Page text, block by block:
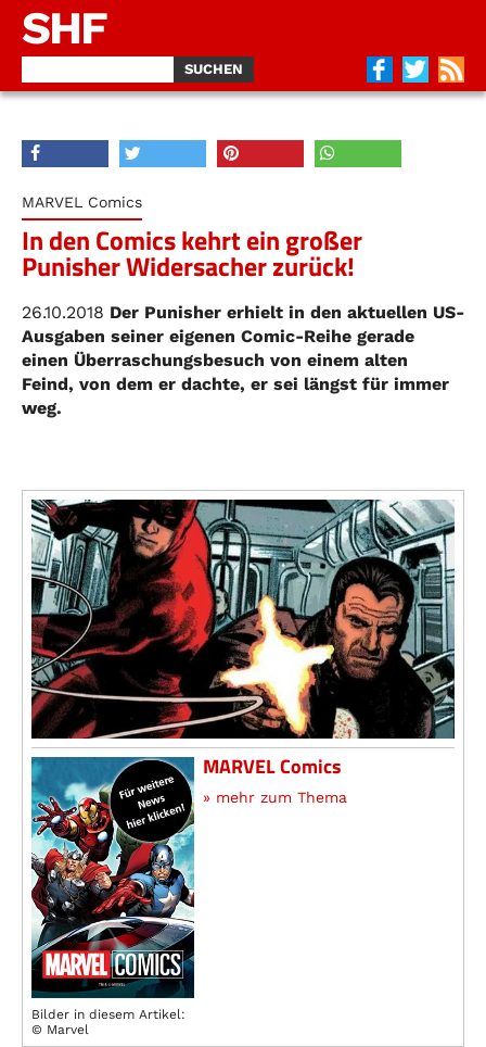
SHF
MARVEL Comics
In den Comics kehrt ein großer
Punisher Widersacher zurück!
26.10.2018 Der Punisher erhielt in den aktuellen US-
Ausgaben seiner eigenen Comic-Reihe gerade
einen Überraschungsbesuch von einem alten
Feind, von dem er dachte, er sei längst für immer
weg.
Bilder in diesem Artikel:
© Marvel
MARVEL Comics
» mehr zum Thema